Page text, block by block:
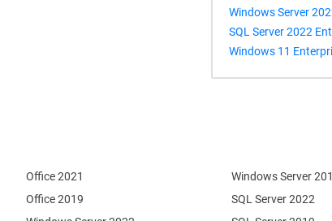
Windows Server
SQL Server 2022
Windows 11
Office 2021
Office 2019
SQL Server 2022
Windows Server